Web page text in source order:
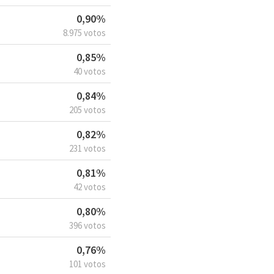
0,90%
8.975 votos
0,85%
40 votos
0,84%
205 votos
0,82%
231 votos
0,81%
42 votos
0,80%
396 votos
0,76%
101 votos